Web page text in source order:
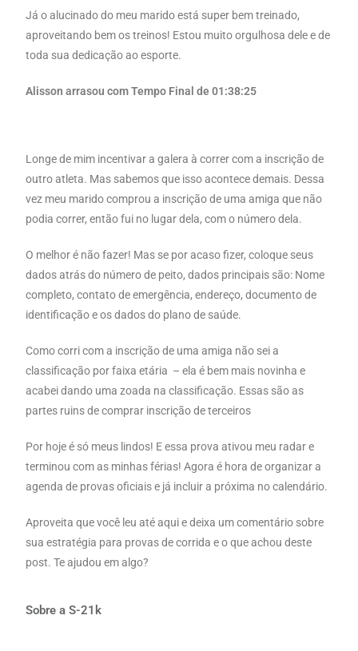
Já o alucinado do meu marido está super bem treinado,
aproveitando bem os treinos! Estou muito orgulhosa dele e de
toda sua dedicação ao esporte.
Alisson arrasou com Tempo Final de 01:38:25
Longe de mim incentivar a galera à correr com a inscrição de
outro atleta. Mas sabemos que isso acontece demais. Dessa
vez meu marido comprou a inscrição de uma amiga que não
podia correr, então fui no lugar dela, com o número dela.
O melhor é não fazer! Mas se por acaso fizer, coloque seus
dados atrás do número de peito, dados principais são: Nome
completo, contato de emergência, endereço, documento de
identificação e os dados do plano de saúde.
Como corri com a inscrição de uma amiga não sei a
classificação por faixa etária – ela é bem mais novinha e
acabei dando uma zoada na classificação. Essas são as
partes ruins de comprar inscrição de terceiros
Por hoje é só meus lindos! E essa prova ativou meu radar e
terminou com as minhas férias! Agora é hora de organizar a
agenda de provas oficiais e já incluir a próxima no calendário.
Aproveita que você leu até aqui e deixa um comentário sobre
sua estratégia para provas de corrida e o que achou deste
post. Te ajudou em algo?
Sobre a S-21k